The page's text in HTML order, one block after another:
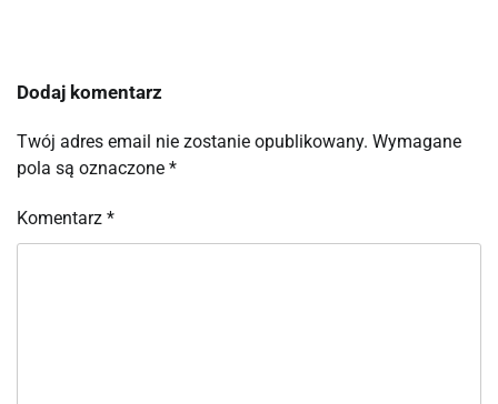
Dodaj komentarz
Twój adres email nie zostanie opublikowany. Wymagane
pola są oznaczone *
Komentarz *